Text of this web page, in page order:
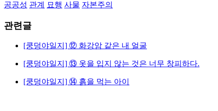
공공성 관계 묘행 사물 자본주의
관련글
[쿵덩야일지] ⑫ 화강암 같은 내 얼굴
[쿵덩야일지] ⑬ 옷을 입지 않는 것은 너무 창피하다.
[쿵덩야일지] ⑭ 흙을 먹는 아이